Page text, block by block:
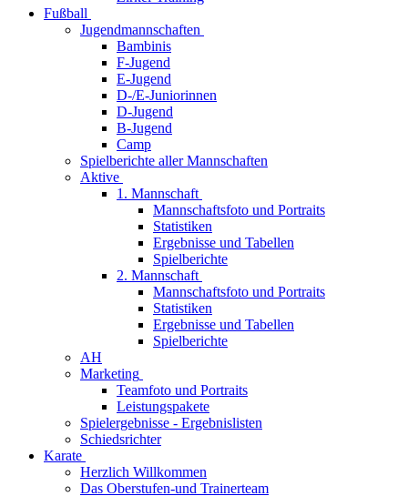
Fußball
Jugendmannschaften
Bambinis
F-Jugend
E-Jugend
D-/E-Juniorinnen
D-Jugend
B-Jugend
Camp
Spielberichte aller Mannschaften
Aktive
1. Mannschaft
Mannschaftsfoto und Portraits
Statistiken
Ergebnisse und Tabellen
Spielberichte
2. Mannschaft
Mannschaftsfoto und Portraits
Statistiken
Ergebnisse und Tabellen
Spielberichte
AH
Marketing
Teamfoto und Portraits
Leistungspakete
Spielergebnisse - Ergebnislisten
Schiedsrichter
Karate
Herzlich Willkommen
Das Oberstufen-und Trainerteam